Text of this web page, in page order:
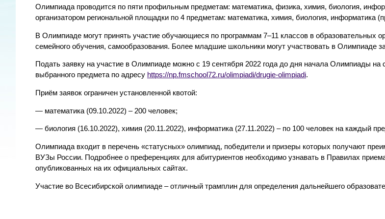
Олимпиада проводится по пяти профильным предметам: математика, физика, химия, биология,
организатором региональной площадки по 4 предметам: математика, химия, биология, информатика
В Олимпиаде могут принять участие обучающиеся по программам 7–11 классов в образовательных
семейного обучения, самообразования. Более младшие школьники могут участвовать в Олимпиаде
Подать заявку на участие в Олимпиаде можно с 19 сентября 2022 года до дня начала Олимпиады на
выбранного предмета по адресу https://np.fmschool72.ru/olimpiadi/drugie-olimpiadi.
Приём заявок ограничен установленной квотой:
— математика (09.10.2022) – 200 человек;
— биология (16.10.2022), химия (20.11.2022), информатика (27.11.2022) – по 100 человек на каждый
Олимпиада входит в перечень «статусных» олимпиад, победители и призеры которых получают
ВУЗы России. Подробнее о преференциях для абитуриентов необходимо узнавать в Правилах
опубликованных на их официальных сайтах.
Участие во Всесибирской олимпиаде – отличный трамплин для определения дальнейшего